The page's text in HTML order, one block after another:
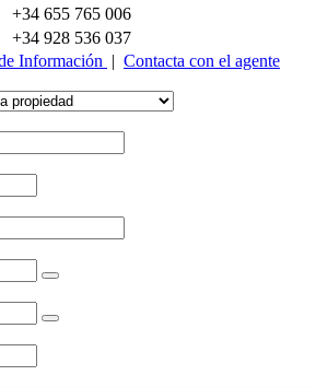
+34 655 765 006
+34 928 536 037
Información | Contacta con el agente